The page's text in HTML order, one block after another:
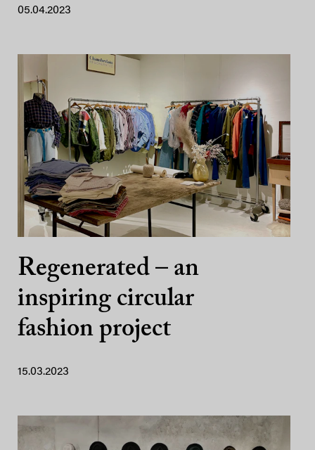
05.04.2023
Regenerated – an
inspiring circular
fashion project
15.03.2023